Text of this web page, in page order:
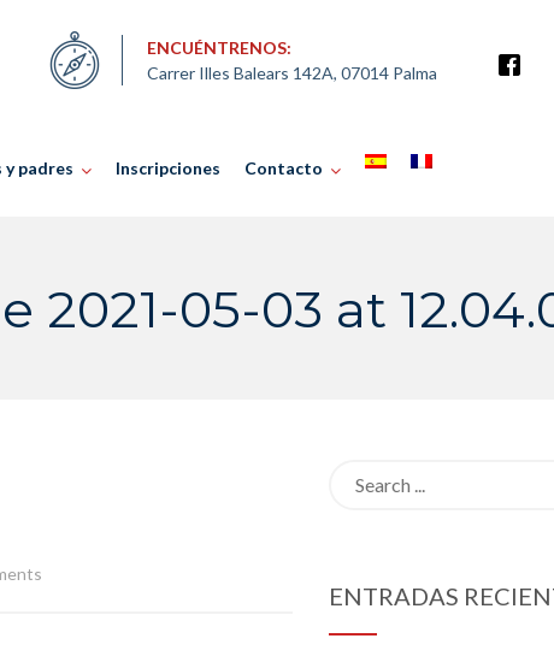
ENCUÉNTRENOS:
Carrer Illes Balears 142A, 07014 Palma
y padres Inscripciones Contacto
2021-05-03 at
ENTRADAS